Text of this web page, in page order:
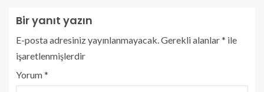
Bir yanıt yazın
E-posta adresiniz yayınlanmayacak. Gerekli alanlar* ile
işaretlenmişlerdir
Yorum*